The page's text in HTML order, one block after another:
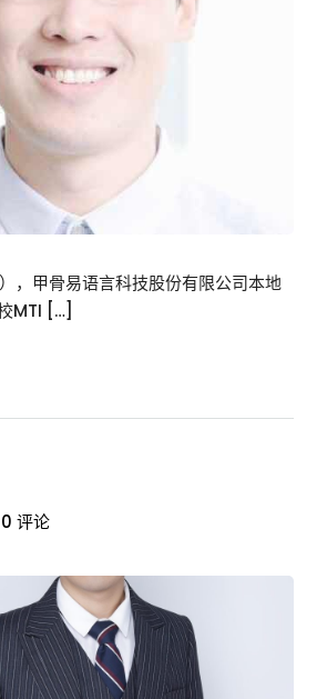
，甲骨易语言科技股份有限公司本地
MTI […]
0 评论